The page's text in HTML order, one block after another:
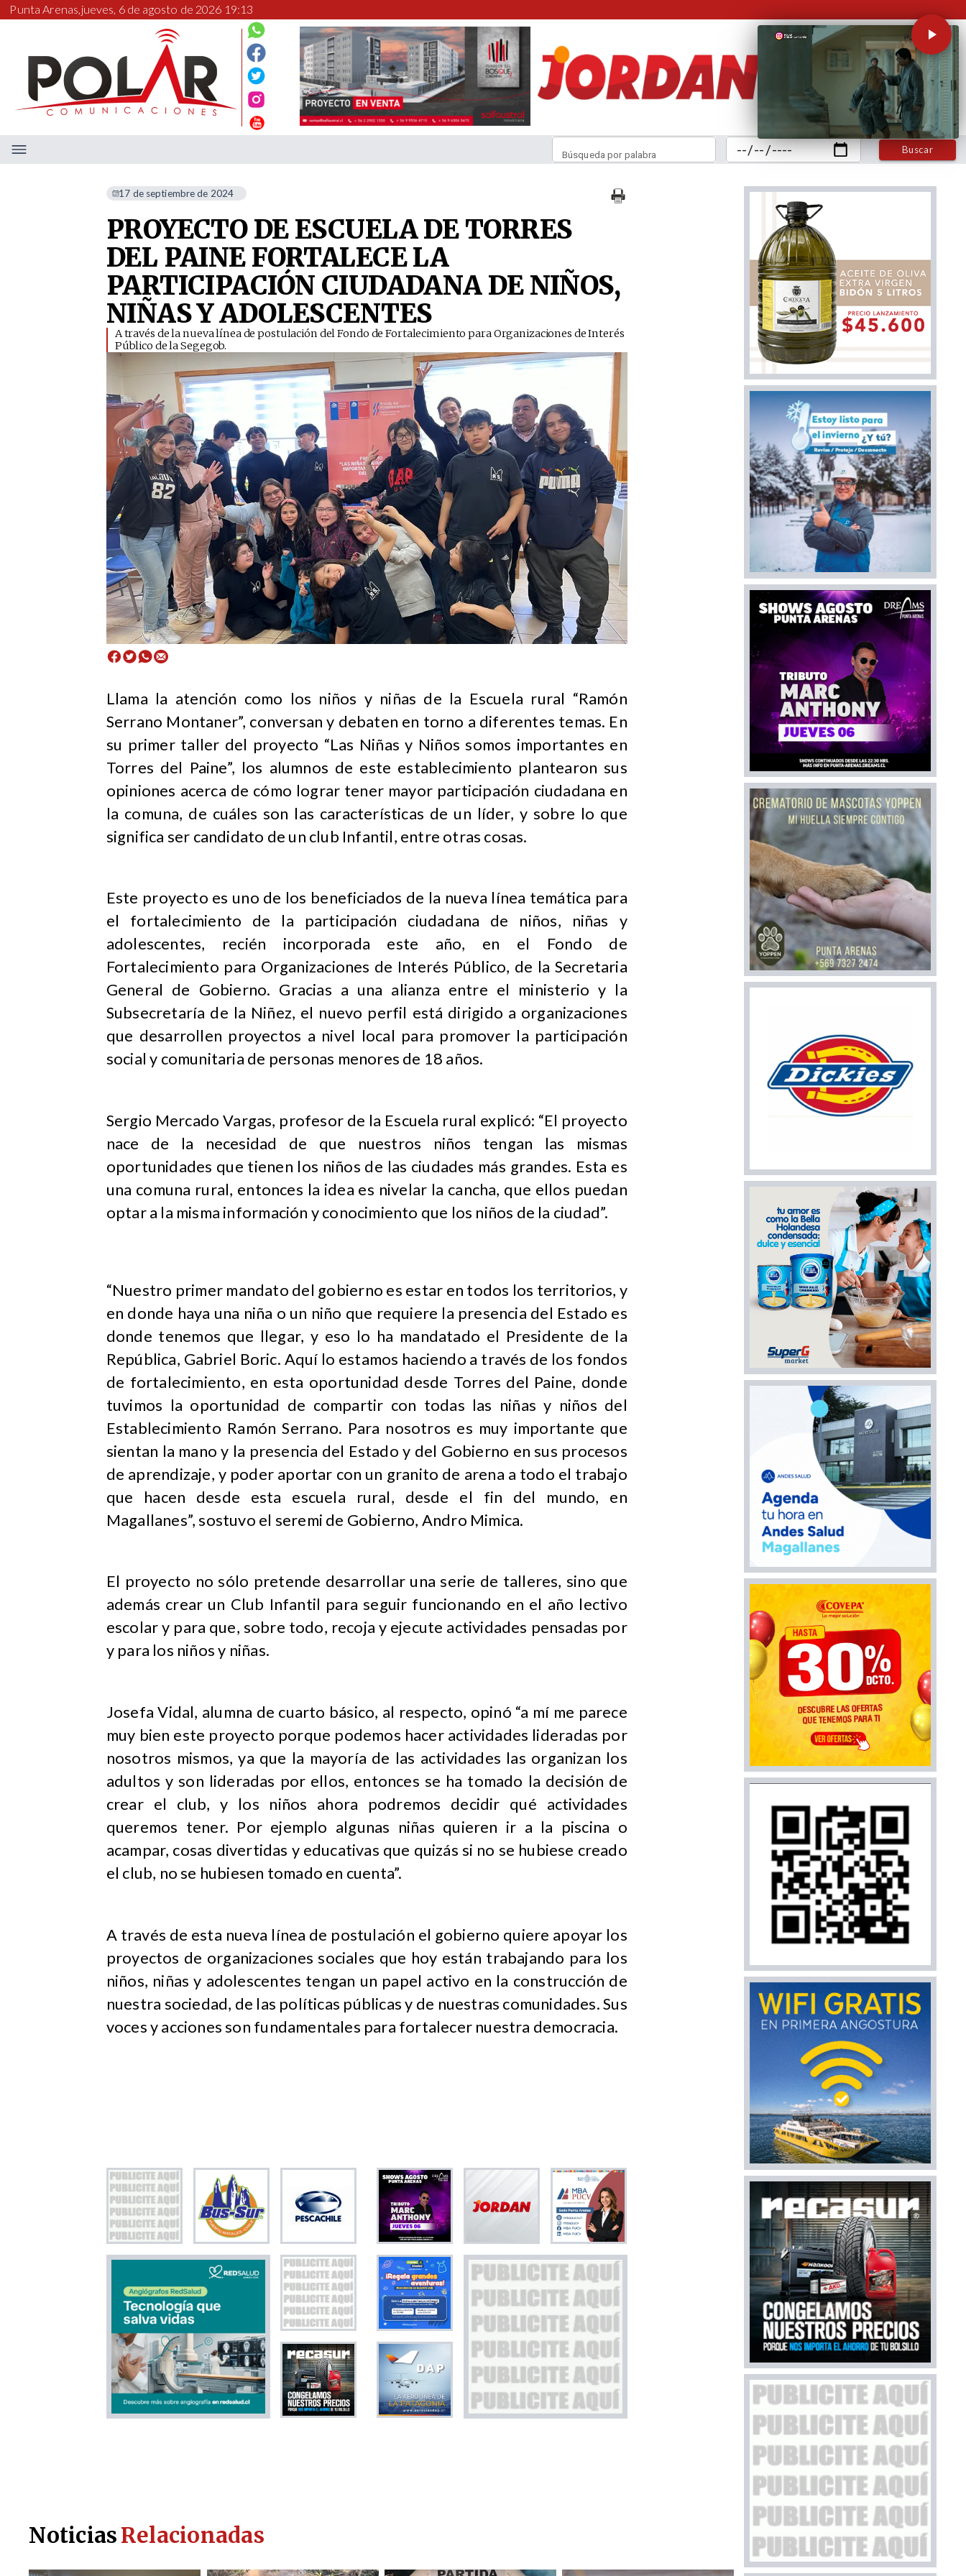
Punta Arenas,jueves, 6 de agosto de 2026 19:13
Buscar
Búsqueda por palabra
17 de septiembre de 2024
PROYECTO DE ESCUELA DE TORRES
DEL PAINE FORTALECE LA
PARTICIPACIÓN CIUDADANA DE NIÑOS,
NIÑAS Y ADOLESCENTES
​A través de la nueva línea de postulación del Fondo de Fortalecimiento para Organizaciones de Interés
Público de la Segegob.
​Llama la atención como los niños y niñas de la Escuela rural “Ramón
Serrano Montaner”, conversan y debaten en torno a diferentes temas. En
su primer taller del proyecto “Las Niñas y Niños somos importantes en
Torres del Paine”, los alumnos de este establecimiento plantearon sus
opiniones acerca de cómo lograr tener mayor participación ciudadana en
la comuna, de cuáles son las características de un líder, y sobre lo que
significa ser candidato de un club Infantil, entre otras cosas.
Este proyecto es uno de los beneficiados de la nueva línea temática para
el fortalecimiento de la participación ciudadana de niños, niñas y
adolescentes, recién incorporada este año, en el Fondo de
Fortalecimiento para Organizaciones de Interés Público, de la Secretaria
General de Gobierno. Gracias a una alianza entre el ministerio y la
Subsecretaría de la Niñez, el nuevo perfil está dirigido a organizaciones
que desarrollen proyectos a nivel local para promover la participación
social y comunitaria de personas menores de 18 años.
Sergio Mercado Vargas, profesor de la Escuela rural explicó: “El proyecto
nace de la necesidad de que nuestros niños tengan las mismas
oportunidades que tienen los niños de las ciudades más grandes. Esta es
una comuna rural, entonces la idea es nivelar la cancha, que ellos puedan
optar a la misma información y conocimiento que los niños de la ciudad”.
“Nuestro primer mandato del gobierno es estar en todos los territorios, y
en donde haya una niña o un niño que requiere la presencia del Estado es
donde tenemos que llegar, y eso lo ha mandatado el Presidente de la
República, Gabriel Boric. Aquí lo estamos haciendo a través de los fondos
de fortalecimiento, en esta oportunidad desde Torres del Paine, donde
tuvimos la oportunidad de compartir con todas las niñas y niños del
Establecimiento Ramón Serrano. Para nosotros es muy importante que
sientan la mano y la presencia del Estado y del Gobierno en sus procesos
de aprendizaje, y poder aportar con un granito de arena a todo el trabajo
que hacen desde esta escuela rural, desde el fin del mundo, en
Magallanes”, sostuvo el seremi de Gobierno, Andro Mimica.
El proyecto no sólo pretende desarrollar una serie de talleres, sino que
además crear un Club Infantil para seguir funcionando en el año lectivo
escolar y para que, sobre todo, recoja y ejecute actividades pensadas por
y para los niños y niñas.
Josefa Vidal, alumna de cuarto básico, al respecto, opinó “a mí me parece
muy bien este proyecto porque podemos hacer actividades lideradas por
nosotros mismos, ya que la mayoría de las actividades las organizan los
adultos y son lideradas por ellos, entonces se ha tomado la decisión de
crear el club, y los niños ahora podremos decidir qué actividades
queremos tener. Por ejemplo algunas niñas quieren ir a la piscina o
acampar, cosas divertidas y educativas que quizás si no se hubiese creado
el club, no se hubiesen tomado en cuenta”.
A través de esta nueva línea de postulación el gobierno quiere apoyar los
proyectos de organizaciones sociales que hoy están trabajando para los
niños, niñas y adolescentes tengan un papel activo en la construcción de
nuestra sociedad, de las políticas públicas y de nuestras comunidades. Sus
voces y acciones son fundamentales para fortalecer nuestra democracia.
NoticiasRelacionadas